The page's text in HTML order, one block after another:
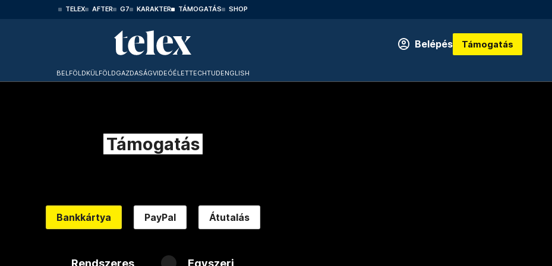
TELEX AFTER G7 KARAKTER TÁMOGATÁS SHOP
Belépés Támogatás
BELFÖLDKÜLFÖLDGAZDASÁGVIDEÓÉLETTECHTUDENGLISH
Támogatás
Bankkártya PayPal Átutalás
Rendszeres Egyszeri